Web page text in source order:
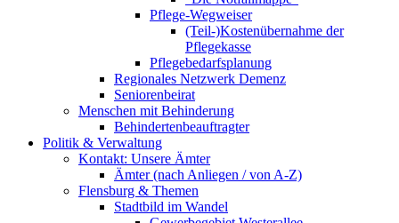
Pflege-Wegweiser
(Teil-)Kostenübernahme der
Pflegekasse
Pflegebedarfsplanung
Regionales Netzwerk Demenz
Seniorenbeirat
Menschen mit Behinderung
Behindertenbeauftragter
Politik & Verwaltung
Kontakt: Unsere Ämter
Ämter (nach Anliegen / von A-Z)
Flensburg & Themen
Stadtbild im Wandel